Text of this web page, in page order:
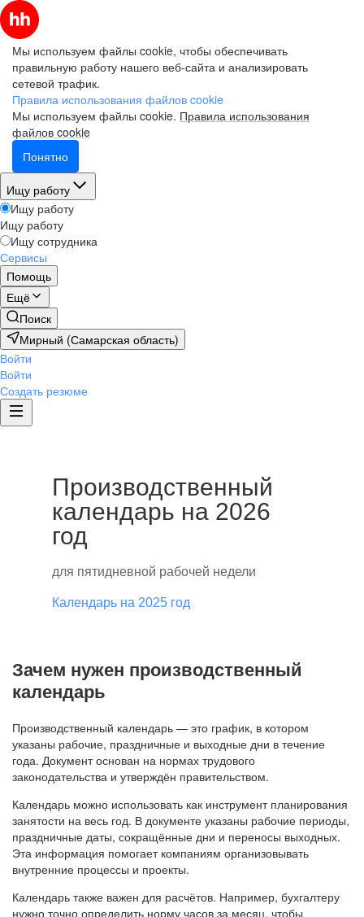
Мы используем файлы cookie, чтобы обеспечивать
правильную работу нашего веб-сайта и анализировать
сетевой трафик.
Правила использования файлов cookie
Мы используем файлы cookie. Правила использования
файлов cookie
Понятно
Ищу работу
Ищу работу
Ищу работу
Ищу сотрудника
Сервисы
Помощь
Ещё
Поиск
Мирный (Самарская область)
Войти
Войти
Создать резюме
Производственный
календарь на 2026
год
для пятидневной рабочей недели
Календарь на 2025 год
Зачем нужен производственный
календарь
Производственный календарь — это график, в котором
указаны рабочие, праздничные и выходные дни в течение
года. Документ основан на нормах трудового
законодательства и утверждён правительством.
Календарь можно использовать как инструмент планирования
занятости на весь год. В документе указаны рабочие периоды,
праздничные даты, сокращённые дни и переносы выходных.
Эта информация помогает компаниям организовывать
внутренние процессы и проекты.
Календарь также важен для расчётов. Например, бухгалтеру
нужно точно определить норму часов за месяц, чтобы